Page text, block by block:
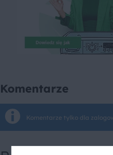
Komentarze
Komentarze tylko dla